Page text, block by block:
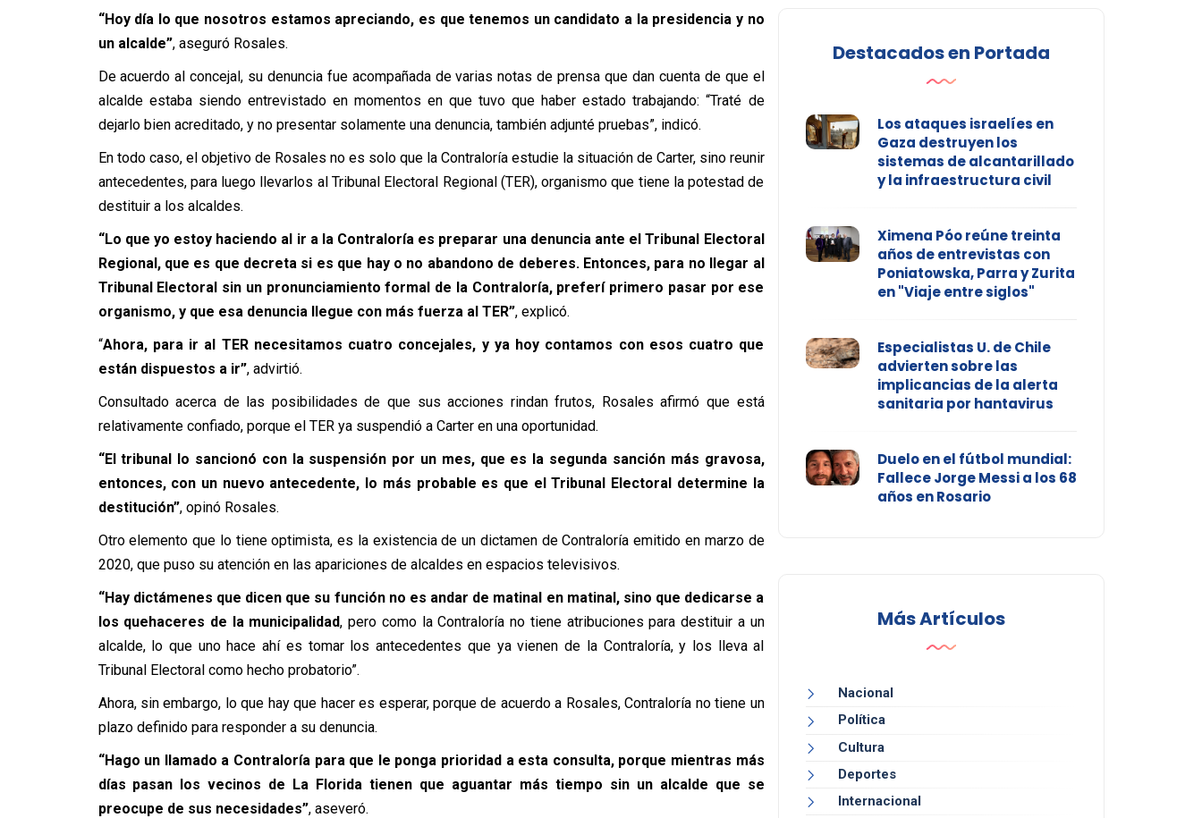
“Hoy día lo que nosotros estamos apreciando, es que tenemos un candidato a la presidencia y no
un alcalde”, aseguró Rosales.
De acuerdo al concejal, su denuncia fue acompañada de varias notas de prensa que dan cuenta de que el
alcalde estaba siendo entrevistado en momentos en que tuvo que haber estado trabajando: “Traté de
dejarlo bien acreditado, y no presentar solamente una denuncia, también adjunté pruebas”, indicó.
En todo caso, el objetivo de Rosales no es solo que la Contraloría estudie la situación de Carter, sino reunir
antecedentes, para luego llevarlos al Tribunal Electoral Regional (TER), organismo que tiene la potestad de
destituir a los alcaldes.
“Lo que yo estoy haciendo al ir a la Contraloría es preparar una denuncia ante el Tribunal Electoral
Regional, que es que decreta si es que hay o no abandono de deberes. Entonces, para no llegar al
Tribunal Electoral sin un pronunciamiento formal de la Contraloría, preferí primero pasar por ese
organismo, y que esa denuncia llegue con más fuerza al TER”, explicó.
“Ahora, para ir al TER necesitamos cuatro concejales, y ya hoy contamos con esos cuatro que
están dispuestos a ir”, advirtió.
Consultado acerca de las posibilidades de que sus acciones rindan frutos, Rosales afirmó que está
relativamente confiado, porque el TER ya suspendió a Carter en una oportunidad.
“El tribunal lo sancionó con la suspensión por un mes, que es la segunda sanción más gravosa,
entonces, con un nuevo antecedente, lo más probable es que el Tribunal Electoral determine la
destitución”, opinó Rosales.
Otro elemento que lo tiene optimista, es la existencia de un dictamen de Contraloría emitido en marzo de
2020, que puso su atención en las apariciones de alcaldes en espacios televisivos.
“Hay dictámenes que dicen que su función no es andar de matinal en matinal, sino que dedicarse a
los quehaceres de la municipalidad, pero como la Contraloría no tiene atribuciones para destituir a un
alcalde, lo que uno hace ahí es tomar los antecedentes que ya vienen de la Contraloría, y los lleva al
Tribunal Electoral como hecho probatorio”.
Ahora, sin embargo, lo que hay que hacer es esperar, porque de acuerdo a Rosales, Contraloría no tiene un
plazo definido para responder a su denuncia.
“Hago un llamado a Contraloría para que le ponga prioridad a esta consulta, porque mientras más
días pasan los vecinos de La Florida tienen que aguantar más tiempo sin un alcalde que se
preocupe de sus necesidades”, aseveró.
Destacados en Portada
Los ataques israelíes en
Gaza destruyen los
sistemas de alcantarillado
y la infraestructura civil
Ximena Póo reúne treinta
años de entrevistas con
Poniatowska, Parra y Zurita
en "Viaje entre siglos"
Especialistas U. de Chile
advierten sobre las
implicancias de la alerta
sanitaria por hantavirus
Duelo en el fútbol mundial:
Fallece Jorge Messi a los 68
años en Rosario
Más Artículos
Nacional
Política
Cultura
Deportes
Internacional